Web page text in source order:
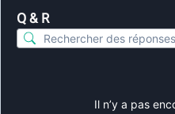
Q & R
Il n’y a pas